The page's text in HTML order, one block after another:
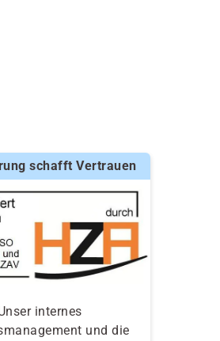
schafft Vertrauen
internes
und die